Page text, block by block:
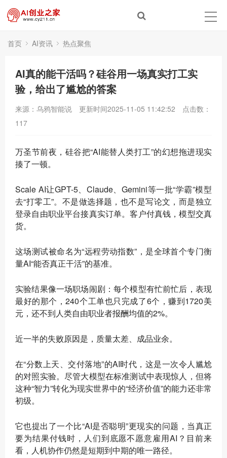
首页 AI资讯 热点聚焦
AI真的能干活吗？硅谷用一场真实打工实
验，给出了尴尬的答案
来源：乌鸦智能说 更新时间2025-11-05 11:42:52
点击数：
117
万圣节前夜，硅谷把“AI能替人类打工”的幻想拖进现实
揍了一顿。
Scale AI让GPT-5、Claude、Gemini等一批“学霸”模型
去“打零工”。不是做选择题，也不是写论文，而是独立
登录自由职业平台接真实订单。客户付真钱，模型交真
货。
这场测试被命名为“远程劳动指数”，是全球首个专门衡
量AI“能否真正干活”的基准。
实验结果像一场职场闹剧：每个模型有忙前忙后，表现
最好的那个，240个工单也只完成了6个，赚到1720美
元，还不到人类自由职业者报酬均值的2%。
近一半的失败原因是，质量太差、成品业余。
在“分数上天、交付落地”的AI时代，这是一次令人尴尬
的对照实验。尽管大模型在标准测试中表现惊人，但将
这种“智力”转化为现实世界中的“经济价值”的能力还非常
初级。
它也提出了一个比“AI是否聪明”更现实的问题，当真正
要为结果付钱时，人们到底愿不愿意雇用AI？目前来
看，人机协作仍然是短期到中期的唯一路径。